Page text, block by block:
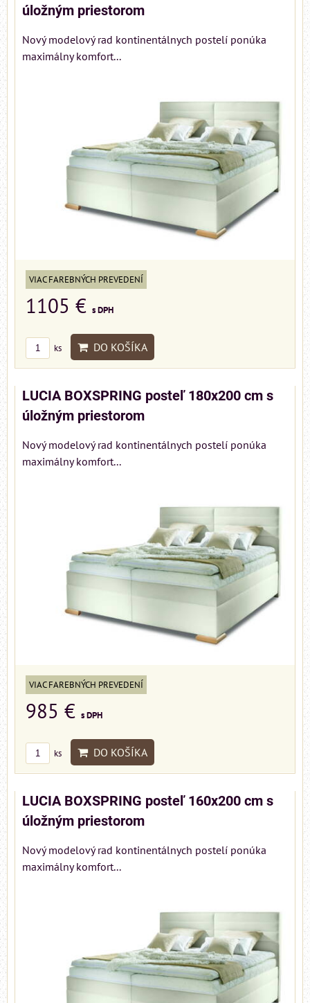
úložným priestorom
Nový modelový rad kontinentálnych postelí ponúka
maximálny komfort...
VIAC FAREBNÝCH PREVEDENÍ
1105 € s DPH
ks DO KOŠÍKA
LUCIA BOXSPRING posteľ 180x200 cm s
úložným priestorom
Nový modelový rad kontinentálnych postelí ponúka
maximálny komfort...
VIAC FAREBNÝCH PREVEDENÍ
985 € s DPH
ks DO KOŠÍKA
LUCIA BOXSPRING posteľ 160x200 cm s
úložným priestorom
Nový modelový rad kontinentálnych postelí ponúka
maximálny komfort...